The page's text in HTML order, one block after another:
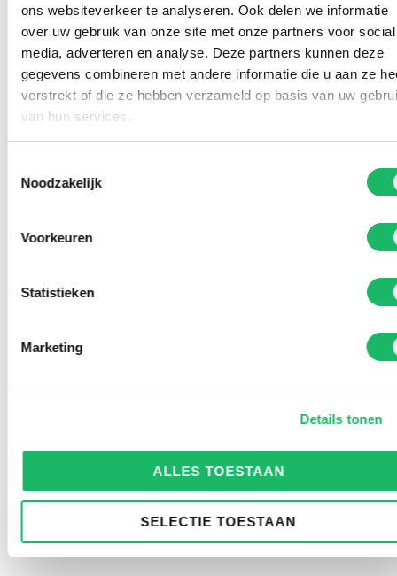
ons websiteverkeer te analyseren. Ook delen we informatie
over uw gebruik van onze site met onze partners voor social
media, adverteren en analyse. Deze partners kunnen deze
gegevens combineren met andere informatie die u aan ze
verstrekt of die ze hebben verzameld op basis van uw
van hun services.
Noodzakelijk
Voorkeuren
Statistieken
Marketing
Details tonen
ALLES TOESTAAN
SELECTIE TOESTAAN